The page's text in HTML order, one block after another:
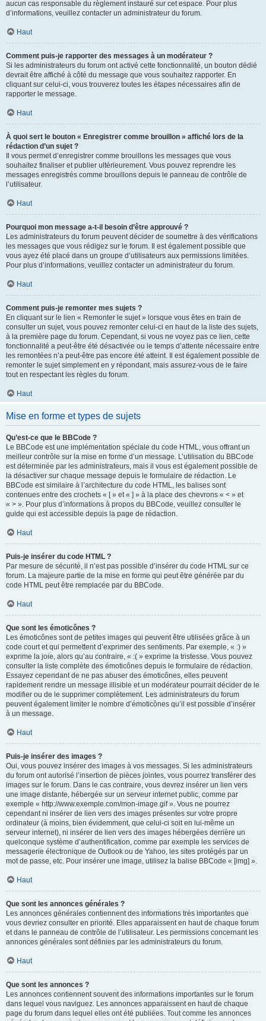
aucun cas responsable du règlement instauré sur cet espace. Pour plus
d’informations, veuillez contacter un administrateur du forum.
Haut
Comment puis-je rapporter des messages à un modérateur ?
Si les administrateurs du forum ont activé cette fonctionnalité, un bouton dédié
devrait être affiché à côté du message que vous souhaitez rapporter. En
cliquant sur celui-ci, vous trouverez toutes les étapes nécessaires afin de
rapporter le message.
Haut
À quoi sert le bouton « Enregistrer comme brouillon » affiché lors de la
rédaction d’un sujet ?
Il vous permet d’enregistrer comme brouillons les messages que vous
souhaitez finaliser et publier ultérieurement. Vous pouvez reprendre les
messages enregistrés comme brouillons depuis le panneau de contrôle de
l’utilisateur.
Haut
Pourquoi mon message a-t-il besoin d’être approuvé ?
Les administrateurs du forum peuvent décider de soumettre à des vérifications
les messages que vous rédigez sur le forum. Il est également possible que
vous ayez été placé dans un groupe d’utilisateurs aux permissions limitées.
Pour plus d’informations, veuillez contacter un administrateur du forum.
Haut
Comment puis-je remonter mes sujets ?
En cliquant sur le lien « Remonter le sujet » lorsque vous êtes en train de
consulter un sujet, vous pouvez remonter celui-ci en haut de la liste des sujets,
à la première page du forum. Cependant, si vous ne voyez pas ce lien, cette
fonctionnalité a peut-être été désactivée ou le temps d’attente nécessaire entre
les remontées n’a peut-être pas encore été atteint. Il est également possible de
remonter le sujet simplement en y répondant, mais assurez-vous de le faire
tout en respectant les règles du forum.
Haut
Mise en forme et types de sujets
Qu’est-ce que le BBCode ?
Le BBCode est une implémentation spéciale du code HTML, vous offrant un
meilleur contrôle sur la mise en forme d’un message. L’utilisation du BBCode
est déterminée par les administrateurs, mais il vous est également possible de
la désactiver sur chaque message depuis le formulaire de rédaction. Le
BBCode est similaire à l’architecture du code HTML, les balises sont
contenues entre des crochets « [ » et « ] » à la place des chevrons « < » et
« > ». Pour plus d’informations à propos du BBCode, veuillez consulter le
guide qui est accessible depuis la page de rédaction.
Haut
Puis-je insérer du code HTML ?
Par mesure de sécurité, il n’est pas possible d’insérer du code HTML sur ce
forum. La majeure partie de la mise en forme qui peut être générée par du
code HTML peut être remplacée par du BBCode.
Haut
Que sont les émoticônes ?
Les émoticônes sont de petites images qui peuvent être utilisées grâce à un
code court et qui permettent d’exprimer des sentiments. Par exemple, « :) »
exprime la joie, alors qu’au contraire, « :( » exprime la tristesse. Vous pouvez
consulter la liste complète des émoticônes depuis le formulaire de rédaction.
Essayez cependant de ne pas abuser des émoticônes, elles peuvent
rapidement rendre un message illisible et un modérateur pourrait décider de le
modifier ou de le supprimer complètement. Les administrateurs du forum
peuvent également limiter le nombre d’émoticônes qu’il est possible d’insérer
à un message.
Haut
Puis-je insérer des images ?
Oui, vous pouvez insérer des images à vos messages. Si les administrateurs
du forum ont autorisé l’insertion de pièces jointes, vous pourrez transférer des
images sur le forum. Dans le cas contraire, vous devrez insérer un lien vers
une image distante, hébergée sur un serveur internet public, comme par
exemple « http://www.exemple.com/mon-image.gif ». Vous ne pourrez
cependant ni insérer de lien vers des images présentes sur votre propre
ordinateur (à moins, bien évidemment, que celui-ci soit en lui-même un
serveur internet), ni insérer de lien vers des images hébergées derrière un
quelconque système d’authentification, comme par exemple les services de
messagerie électronique de Outlook ou de Yahoo, les sites protégés par un
mot de passe, etc. Pour insérer une image, utilisez la balise BBCode « [img] ».
Haut
Que sont les annonces générales ?
Les annonces générales contiennent des informations très importantes que
vous devriez consulter en priorité. Elles apparaissent en haut de chaque forum
et dans le panneau de contrôle de l’utilisateur. Les permissions concernant les
annonces générales sont définies par les administrateurs du forum.
Haut
Que sont les annonces ?
Les annonces contiennent souvent des informations importantes sur le forum
dans lequel vous naviguez. Les annonces apparaissent en haut de chaque
page du forum dans lequel elles ont été publiées. Tout comme les annonces